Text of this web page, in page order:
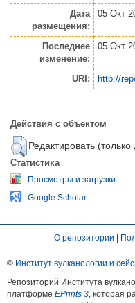
Дата
размещения:
05 Окт
Последнее
изменение:
05 Окт
URI: http://
Действия с объектом
Редактировать
Статистика
Просмотры и загрузки
Google Scholar
О репозитории |
© Институт вулканологии и
Репозиторий Института
платформе EPrints 3 , которая